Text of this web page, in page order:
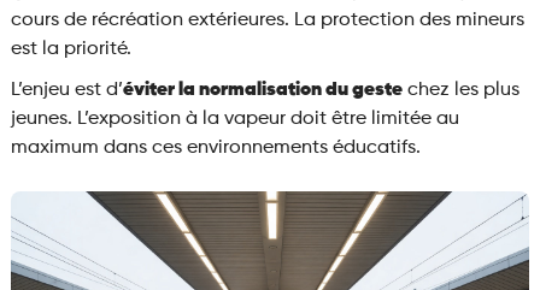
cours de récréation extérieures. La protection des mineurs
est la priorité.
L’enjeu est d’éviter la normalisation du gestechez les plus
jeunes. L’exposition à la vapeur doit être limitée au
maximum dans ces environnements éducatifs.